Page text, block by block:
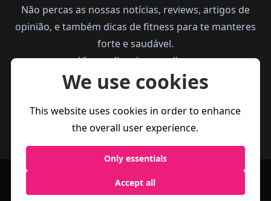
Não percas as nossas notícias, reviews, artigos de
opinião, e também dicas de fitness para te manteres
forte e saudável.
Vive melhor, joga melhor.
Business
Política de
We use cookies
This website uses cookies in order to enhance
the overall user experience.
Only essentials
Accept all